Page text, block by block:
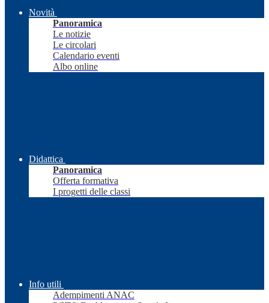
Novità
Panoramica
Le notizie
Le circolari
Calendario eventi
Albo online
Didattica
Panoramica
Offerta formativa
I progetti delle classi
Info utili
Adempimenti ANAC